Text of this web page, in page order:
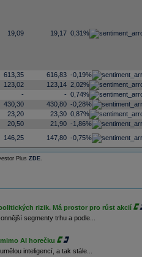
19,09 19,17 0,31%
613,35 616,83 -0,19%
123,02 123,14 2,02%
- - 0,74%
430,30 430,80 -0,28%
23,20 23,30 0,87%
20,50 21,90 -1,86%
146,25 147,80 -0,75%
Plus ZDE.
rizik. Má prostor pro růst akcií
segmenty trhu a podle...
AI horečku
inteligencí, a tak stále...